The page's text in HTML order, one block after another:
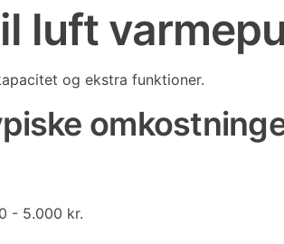
luft
og ekstra funktioner.
- 5.000 kr.